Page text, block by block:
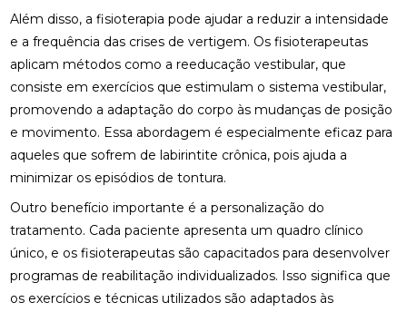
Além disso, a fisioterapia pode ajudar a reduzir a intensidade
e a frequência das crises de vertigem. Os fisioterapeutas
aplicam métodos como a reeducação vestibular, que
consiste em exercícios que estimulam o sistema vestibular,
promovendo a adaptação do corpo às mudanças de posição
e movimento. Essa abordagem é especialmente eficaz para
aqueles que sofrem de labirintite crônica, pois ajuda a
minimizar os episódios de tontura.
Outro benefício importante é a personalização do
tratamento. Cada paciente apresenta um quadro clínico
único, e os fisioterapeutas são capacitados para desenvolver
programas de reabilitação individualizados. Isso significa que
os exercícios e técnicas utilizados são adaptados às
ACUPUNTURA PERTO DE MIM: ENCONTRE O
MELHOR ATENDIMENTO PARA SEU BEM-ESTAR
ACUPUNTURA RJ: ALÍVIO E BEM-ESTAR
ONDE ENCONTRAR
ACUPUNTURA: BENEFÍCIOS E APLICAÇÕES PARA
BENEFÍCIOS DA ACUPUNTURA PARA SAÚDE
BENEFÍCIOS DA ACUPUNTURA RJ PARA SAÚDE E
BEM-ESTAR